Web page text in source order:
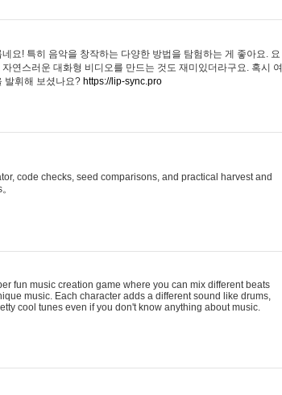
요! 특히 음악을 창작하는 다양한 방법을 탐험하는 게 좋아요. 요
연스러운 대화형 비디오를 만드는 것도 재미있더라구요. 혹시 여
발휘해 보셨나요? https://lip-sync.pro
code checks, seed comparisons, and practical harvest and
fun music creation game where you can mix different beats
music. Each character adds a different sound like drums,
cool tunes even if you don't know anything about music.